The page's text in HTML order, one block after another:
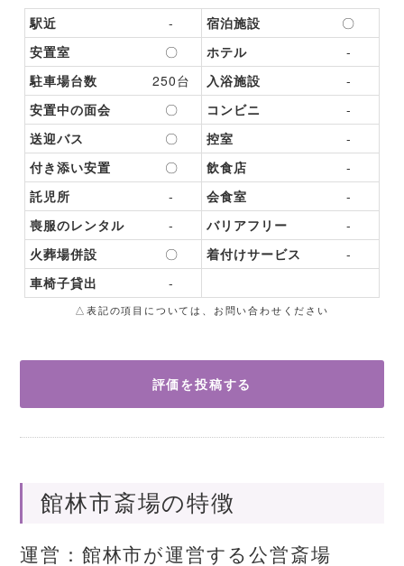
駅近 - 宿泊施設
〇
安置室
〇 ホテル
-
駐車場台数
250台 入浴施設
-
安置中の面会
〇 コンビニ
-
送迎バス
〇 控室
-
付き添い安置
〇 飲食店
-
託児所
- 会食室
-
喪服のレンタル
- バリアフリー
-
火葬場併設
〇 着付けサービス
-
車椅子貸出
-
△表記の項目については、お問い合わせください
評価を投稿する
館林市斎場の特徴
運営：館林市が運営する公営斎場